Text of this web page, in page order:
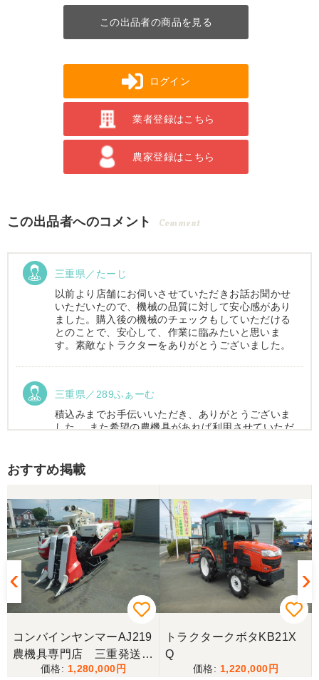
この出品者の商品を見る
ログイン
業者登録はこちら
農家登録はこちら
この出品者へのコメント Comment
三重県／たーじ
以前より店舗にお伺いさせていただきお話お聞かせ
いただいたので、機械の品質に対して安心感があり
ました。購入後の機械のチェックもしていただける
とのことで、安心して、作業に臨みたいと思いま
す。素敵なトラクターをありがとうございました。
三重県／289ふぁーむ
積込みまでお手伝いいただき、ありがとうございま
した。 また希望の農機具があれば利用させていただ
この度はお世話になりました。また、機会があれば
よろしくお願いします。
三重県／ユウスケ
購入から引き取りまでスムーズでした。ありがとう
ございました。
三重県／
当方の要望に対して、素早く対応していただき感謝
おすすめ掲載
コンバインヤンマーAJ219
農機具専門店 三重発送整
備済み
1,280,000
トラクタークボタKB21X
Q
1,220,000